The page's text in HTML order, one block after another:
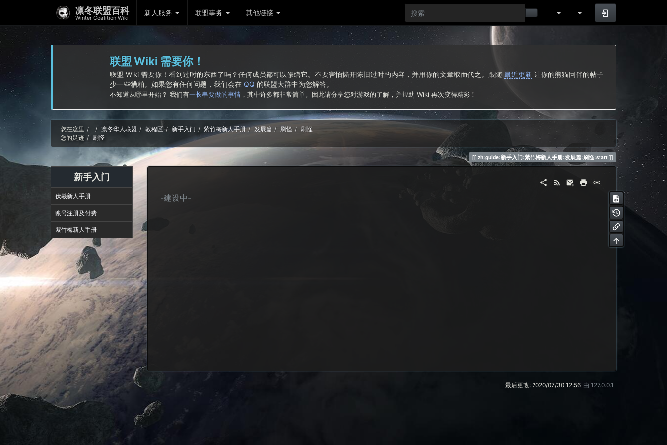
凛冬联盟百科
Winter Coalition Wiki
新人服务 联盟事务 其他链接
联盟 Wiki 需要你！
联盟 Wiki 需要你！看到过时的东西了吗？任何成员都可以修缮它。不要害怕撕开陈旧过时的内容，并用你的文章取而代之。跟随 最近更新让你的熊猫同伴的帖子
少一些糟粕。如果您有任何问题，我们会在 QQ 的联盟大群中为您解答。
不知道从哪里开始？ 我们有一长串要做的事情，其中许多都非常简单。因此请分享您对游戏的了解，并帮助 Wiki 再次变得精彩！
您在这里 Home凛冬华人联盟 教程区 新手入门 紫竹梅新人手册 发展篇 刷怪
刷怪
您的足迹
刷怪
zh:guide:新手入门:紫竹梅新人手册:发展篇:刷怪:start
新手入门
伏羲新人手册
账号注册及付费
紫竹梅新人手册
-建设中-
最后更改: 2020/07/30 12:56 由 127.0.0.1